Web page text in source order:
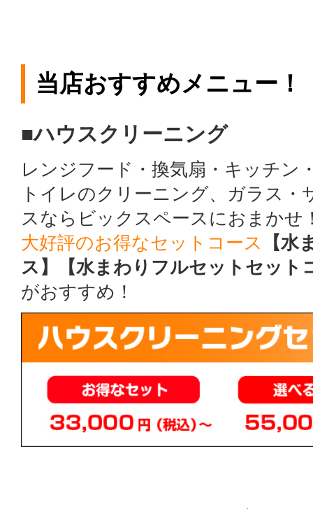
当店おすすめメニュー！
■ハウスクリーニング
レンジフード・換気扇・キッチン
トイレのクリーニング、ガラス
スならビックスペースにおまかせ
大好評のお得なセットコース
【
ス】【水まわりフルセットセット
がおすすめ！